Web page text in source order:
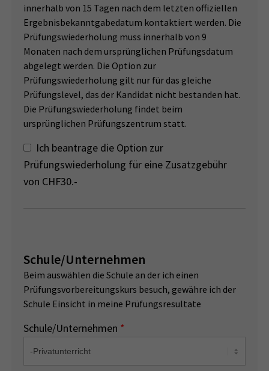
innerhalb von 15 Tagen nach dem letzten offiziellen
Ergebnisbekanntgabedatum kontaktiert werden. Die
Prüfungswiederholung muss innerhalb von 9
Monaten nach dem ursprünglichen Prüfungsdatum
abgelegt werden. Die Option zur
Prüfungswiederholung gilt nur für das gleiche
Prüfungslevel, das der Kandidat nicht bestanden hat.
Die Prüfungswiederholung findet beim
ursprünglichen Prüfungszentrum statt.
Ich beantrage die Option zur
Prüfungswiederholung für eine Zusatzgebühr
von CHF30.-
Schule/Unternehmen
Beim auswählen die Schule an der ich einen
Prüfungsvorbereitungskurs besuch, gewähre ich der
Schule Einsicht in meine Prüfungsresultate
Schule/Unternehmen *